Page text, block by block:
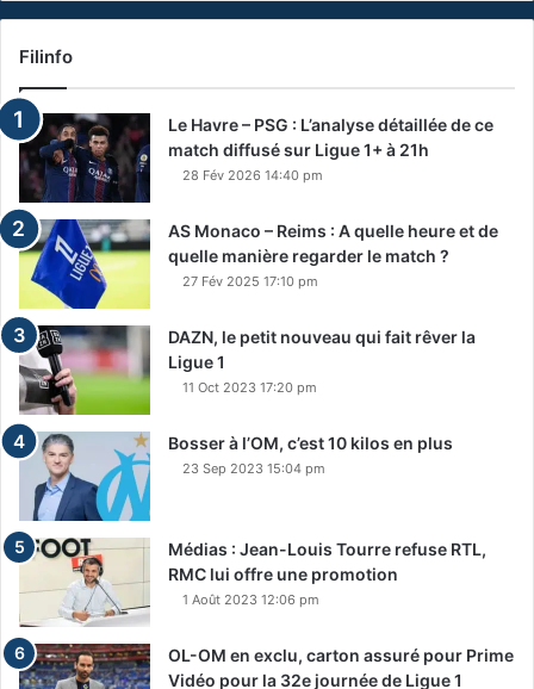
Filinfo
Le Havre – PSG : L’analyse détaillée de ce
match diffusé sur Ligue 1+ à 21h
28 Fév 2026 14:40 pm
AS Monaco – Reims : A quelle heure et de
quelle manière regarder le match ?
27 Fév 2025 17:10 pm
DAZN, le petit nouveau qui fait rêver la
Ligue 1
11 Oct 2023 17:20 pm
Bosser à l’OM, c’est 10 kilos en plus
23 Sep 2023 15:04 pm
Médias : Jean-Louis Tourre refuse RTL,
RMC lui offre une promotion
1 Août 2023 12:06 pm
OL-OM en exclu, carton assuré pour Prime
Vidéo pour la 32e journée de Ligue 1